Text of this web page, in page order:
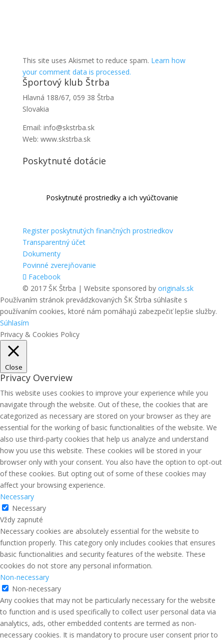
This site uses Akismet to reduce spam. Learn how
your comment data is processed.
Športový klub Štrba
Hlavná 188/67, 059 38 Štrba
Slovakia
Email: info@skstrba.sk
Web: www.skstrba.sk
Poskytnuté dotácie
Poskytnuté prostriedky a ich vyúčtovanie
Register poskytnutých finančných prostriedkov
Transparentný účet
Dokumenty
Povinné zverejňovanie
Facebook
© 2017 ŠK Štrba | Website sponsored by originals.sk
Používaním stránok prevádzkovaných ŠK Štrba súhlasíte s
používaním cookies, ktoré nám pomáhajú zabezpečiť lepšie služby.
Súhlasím
Privacy & Cookies Policy
Close
Privacy Overview
This website uses cookies to improve your experience while you
navigate through the website. Out of these, the cookies that are
categorized as necessary are stored on your browser as they are
essential for the working of basic functionalities of the website. We
also use third-party cookies that help us analyze and understand
how you use this website. These cookies will be stored in your
browser only with your consent. You also have the option to opt-out
of these cookies. But opting out of some of these cookies may
affect your browsing experience.
Necessary
Necessary
Vždy zapnuté
Necessary cookies are absolutely essential for the website to
function properly. This category only includes cookies that ensures
basic functionalities and security features of the website. These
cookies do not store any personal information.
Non-necessary
Non-necessary
Any cookies that may not be particularly necessary for the website
to function and is used specifically to collect user personal data via
analytics, ads, other embedded contents are termed as non-
necessary cookies. It is mandatory to procure user consent prior to